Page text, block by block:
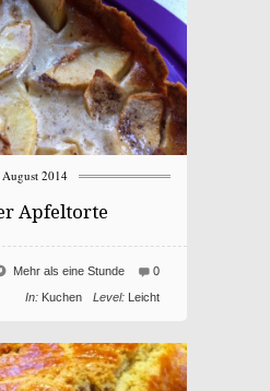
2014
Apfeltorte
0
Mehr als eine Stunde
Level: Leicht
In: Kuchen